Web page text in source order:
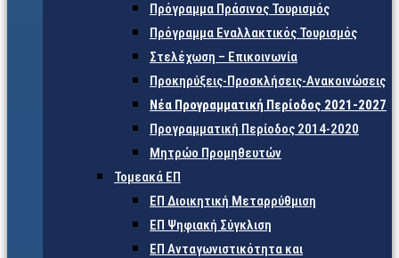
Πρόγραμμα Πράσινος Τουρισμός
Πρόγραμμα Εναλλακτικός Τουρισμός
Στελέχωση – Επικοινωνία
Προκηρύξεις-Προσκλήσεις-Ανακοινώσεις
Νέα Προγραμματική Περίοδος 2021-2027
Προγραμματική Περίοδος 2014-2020
Μητρώο Προμηθευτών
Τομεακά ΕΠ
ΕΠ Διοικητική Μεταρρύθμιση
ΕΠ Ψηφιακή Σύγκλιση
ΕΠ Ανταγωνιστικότητα και